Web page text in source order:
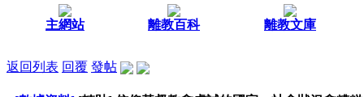
主網站 離教百科 離教文庫
返回列表 回覆 發帖